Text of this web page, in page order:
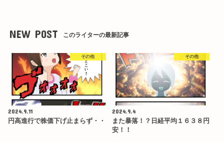
NEW POST このライターの最新記事
その他
2024.9.11
円高進行で株価下げ止まらず・・
その他
2024.9.4
また暴落！？日経平均１６３８円
安！！